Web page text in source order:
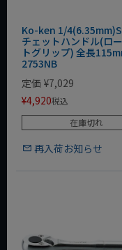
Ko-ken 1/
チェットハンドル(ロ
トグリップ) 全長
2753NB
定価 ¥7,029
¥4,920税込
在庫切れ
再入荷お知らせ